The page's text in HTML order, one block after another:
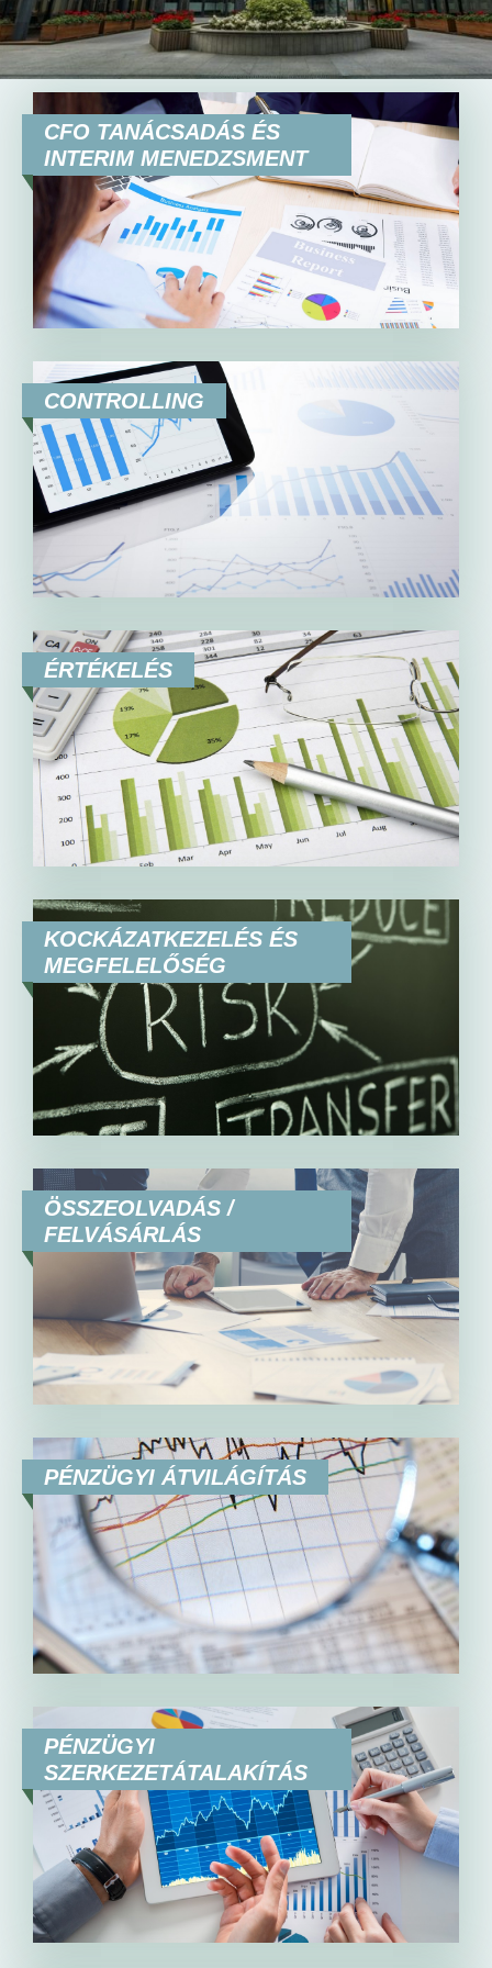
HU
EN DE
CFO TANÁCSADÁS ÉS
INTERIM MENEDZSMENT
CONTROLLING
ÉRTÉKELÉS
KOCKÁZATKEZELÉS ÉS
MEGFELELŐSÉG
ÖSSZEOLVADÁS /
FELVÁSÁRLÁS
PÉNZÜGYI ÁTVILÁGÍTÁS
PÉNZÜGYI
SZERKEZETÁTALAKÍTÁS